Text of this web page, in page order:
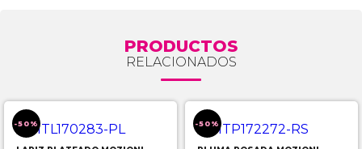
PRODUCTOS
RELACIONADOS
-50% -50%